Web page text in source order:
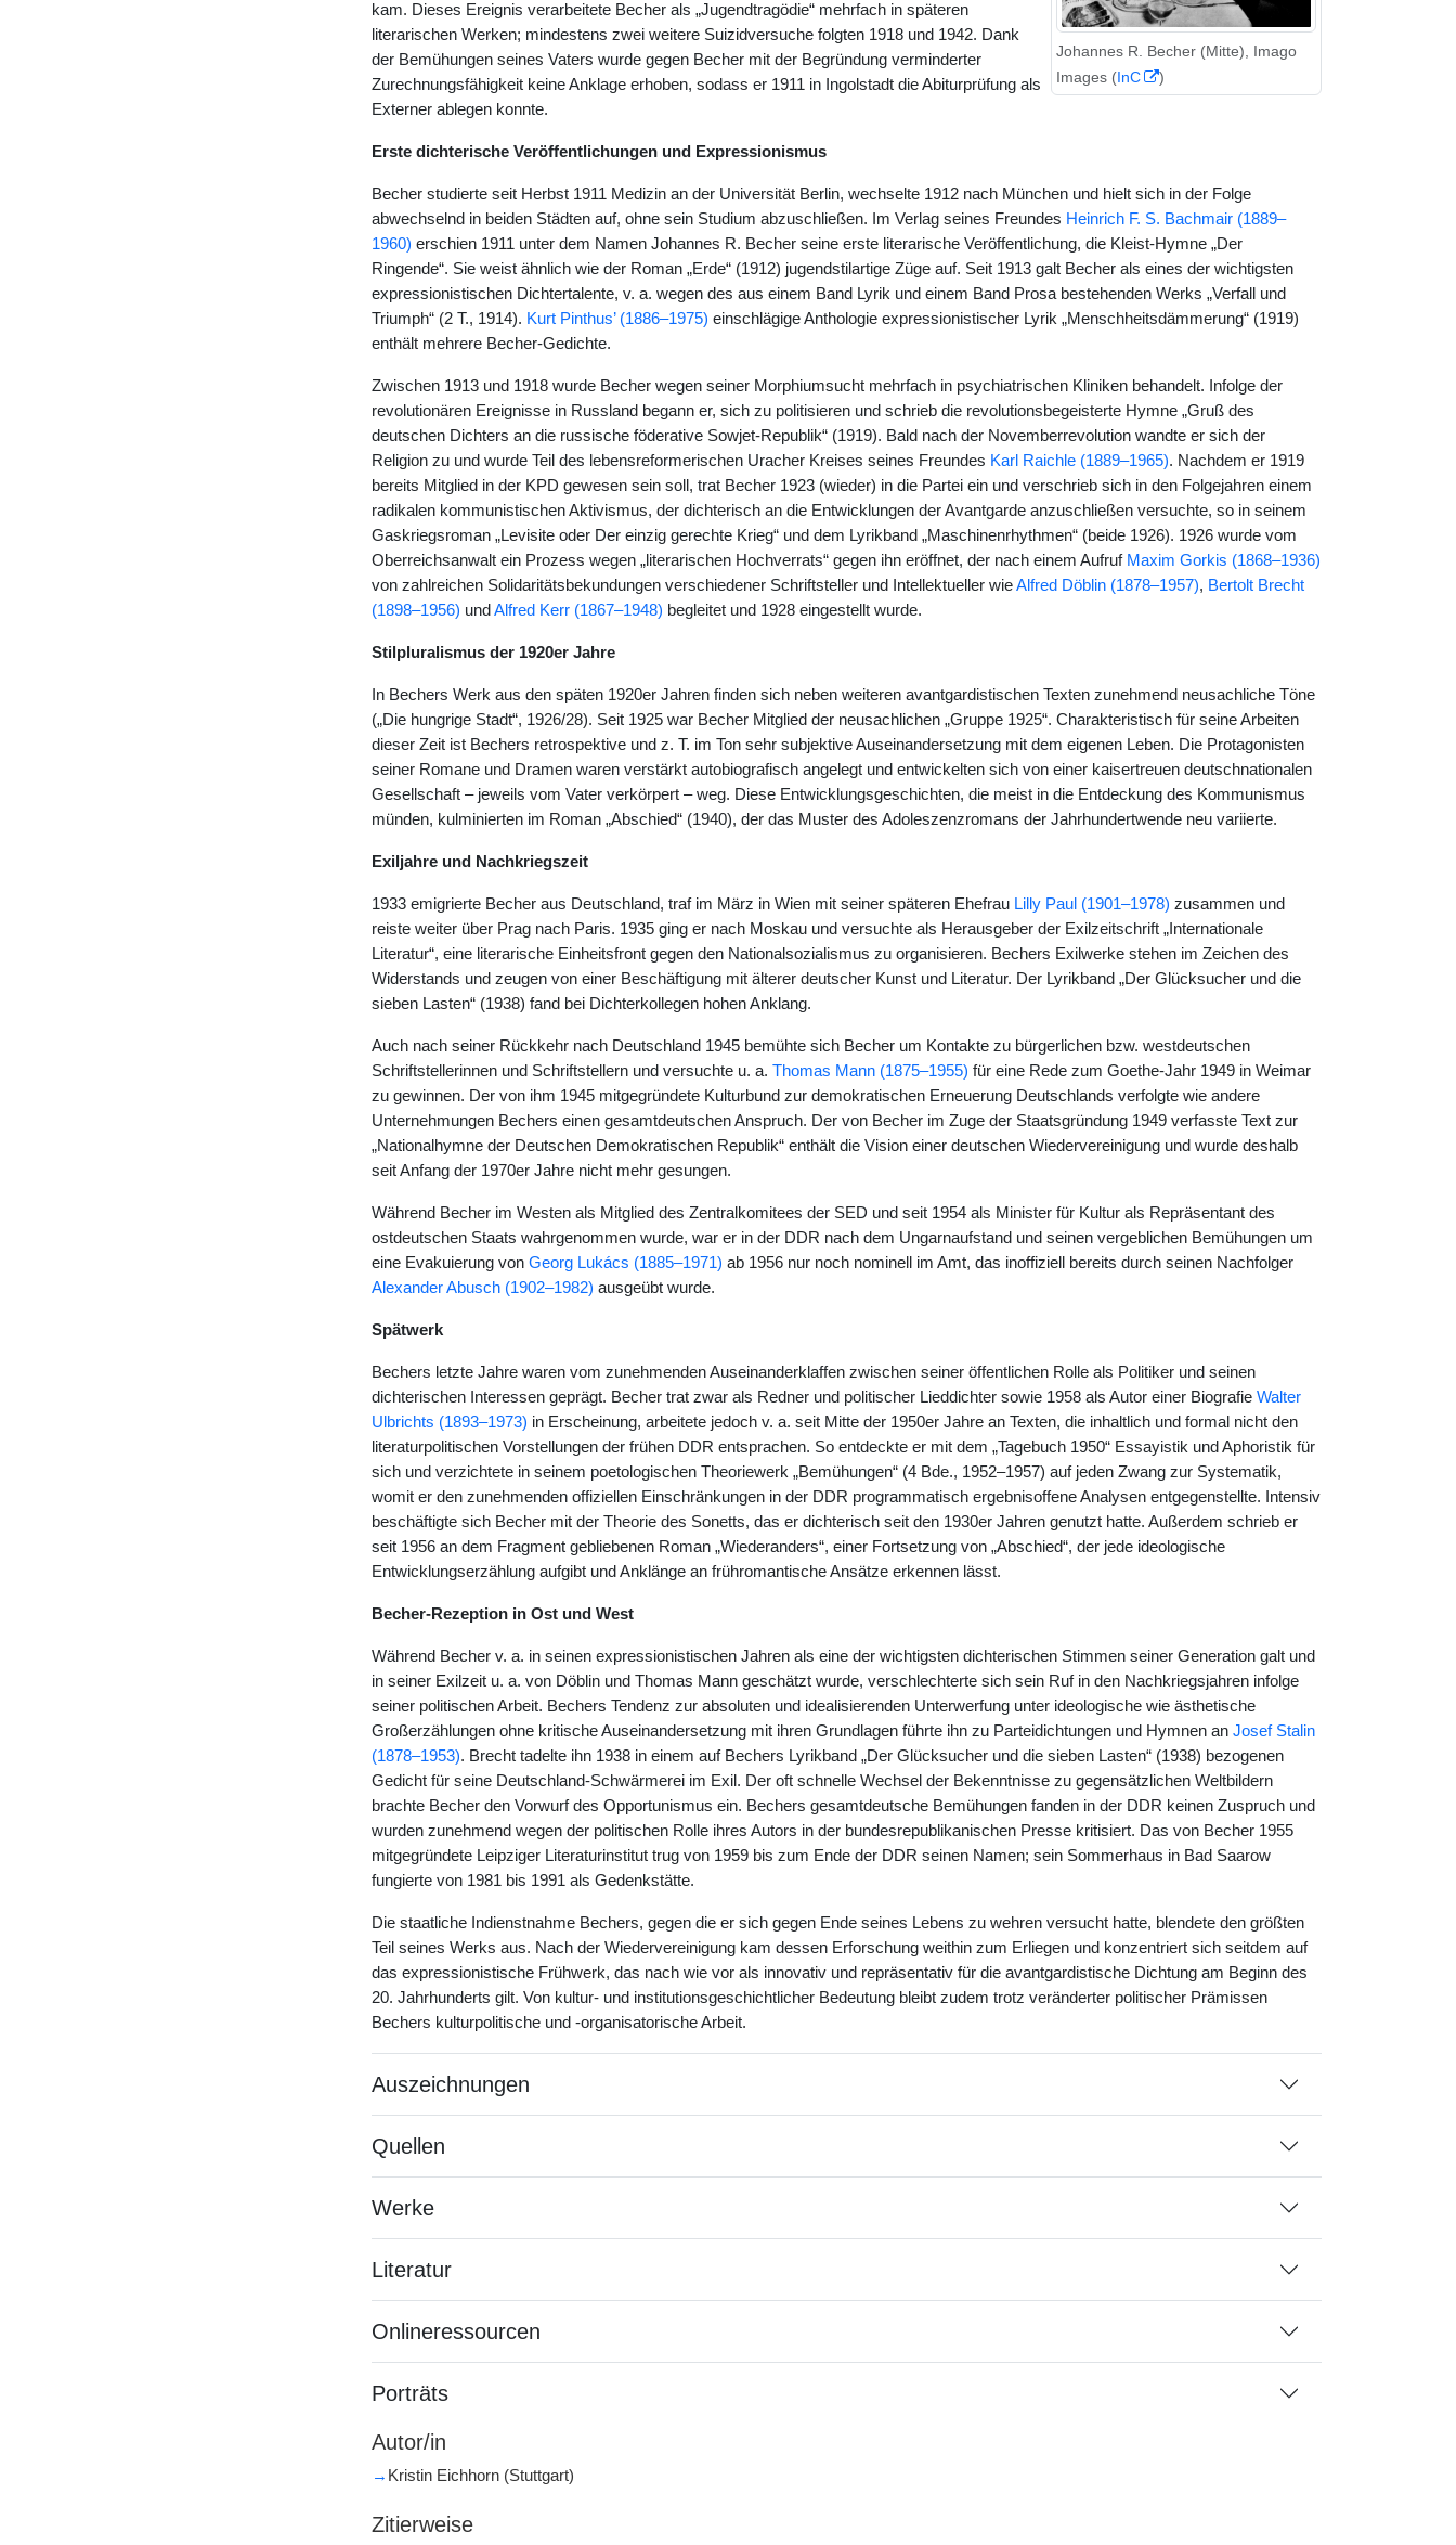
Johannes R. Becher (Mitte), Imago
Images (InC )
kam. Dieses Ereignis verarbeitete Becher als „Jugendtragödie“ mehrfach in späteren
literarischen Werken; mindestens zwei weitere Suizidversuche folgten 1918 und 1942. Dank
der Bemühungen seines Vaters wurde gegen Becher mit der Begründung verminderter
Zurechnungsfähigkeit keine Anklage erhoben, sodass er 1911 in Ingolstadt die Abiturprüfung als
Externer ablegen konnte.
Erste dichterische Veröffentlichungen und Expressionismus
Becher studierte seit Herbst 1911 Medizin an der Universität Berlin, wechselte 1912 nach München und hielt sich in der Folge
abwechselnd in beiden Städten auf, ohne sein Studium abzuschließen. Im Verlag seines Freundes Heinrich F. S. Bachmair (1889–
1960) erschien 1911 unter dem Namen Johannes R. Becher seine erste literarische Veröffentlichung, die Kleist-Hymne „Der
Ringende“. Sie weist ähnlich wie der Roman „Erde“ (1912) jugendstilartige Züge auf. Seit 1913 galt Becher als eines der wichtigsten
expressionistischen Dichtertalente, v. a. wegen des aus einem Band Lyrik und einem Band Prosa bestehenden Werks „Verfall und
Triumph“ (2 T., 1914). Kurt Pinthus’ (1886–1975) einschlägige Anthologie expressionistischer Lyrik „Menschheitsdämmerung“ (1919)
enthält mehrere Becher-Gedichte.
Zwischen 1913 und 1918 wurde Becher wegen seiner Morphiumsucht mehrfach in psychiatrischen Kliniken behandelt. Infolge der
revolutionären Ereignisse in Russland begann er, sich zu politisieren und schrieb die revolutionsbegeisterte Hymne „Gruß des
deutschen Dichters an die russische föderative Sowjet-Republik“ (1919). Bald nach der Novemberrevolution wandte er sich der
Religion zu und wurde Teil des lebensreformerischen Uracher Kreises seines Freundes Karl Raichle (1889–1965). Nachdem er 1919
bereits Mitglied in der KPD gewesen sein soll, trat Becher 1923 (wieder) in die Partei ein und verschrieb sich in den Folgejahren einem
radikalen kommunistischen Aktivismus, der dichterisch an die Entwicklungen der Avantgarde anzuschließen versuchte, so in seinem
Gaskriegsroman „Levisite oder Der einzig gerechte Krieg“ und dem Lyrikband „Maschinenrhythmen“ (beide 1926). 1926 wurde vom
Oberreichsanwalt ein Prozess wegen „literarischen Hochverrats“ gegen ihn eröffnet, der nach einem Aufruf Maxim Gorkis (1868–1936)
von zahlreichen Solidaritätsbekundungen verschiedener Schriftsteller und Intellektueller wieAlfred Döblin (1878–1957), Bertolt Brecht
(1898–1956) und Alfred Kerr (1867–1948) begleitet und 1928 eingestellt wurde.
Stilpluralismus der 1920er Jahre
In Bechers Werk aus den späten 1920er Jahren finden sich neben weiteren avantgardistischen Texten zunehmend neusachliche Töne
(„Die hungrige Stadt“, 1926/28). Seit 1925 war Becher Mitglied der neusachlichen „Gruppe 1925“. Charakteristisch für seine Arbeiten
dieser Zeit ist Bechers retrospektive und z. T. im Ton sehr subjektive Auseinandersetzung mit dem eigenen Leben. Die Protagonisten
seiner Romane und Dramen waren verstärkt autobiografisch angelegt und entwickelten sich von einer kaisertreuen deutschnationalen
Gesellschaft – jeweils vom Vater verkörpert – weg. Diese Entwicklungsgeschichten, die meist in die Entdeckung des Kommunismus
münden, kulminierten im Roman „Abschied“ (1940), der das Muster des Adoleszenzromans der Jahrhundertwende neu variierte.
Exiljahre und Nachkriegszeit
1933 emigrierte Becher aus Deutschland, traf im März in Wien mit seiner späteren Ehefrau Lilly Paul (1901–1978) zusammen und
reiste weiter über Prag nach Paris. 1935 ging er nach Moskau und versuchte als Herausgeber der Exilzeitschrift „Internationale
Literatur“, eine literarische Einheitsfront gegen den Nationalsozialismus zu organisieren. Bechers Exilwerke stehen im Zeichen des
Widerstands und zeugen von einer Beschäftigung mit älterer deutscher Kunst und Literatur. Der Lyrikband „Der Glücksucher und die
sieben Lasten“ (1938) fand bei Dichterkollegen hohen Anklang.
Auch nach seiner Rückkehr nach Deutschland 1945 bemühte sich Becher um Kontakte zu bürgerlichen bzw. westdeutschen
Schriftstellerinnen und Schriftstellern und versuchte u. a. Thomas Mann (1875–1955) für eine Rede zum Goethe-Jahr 1949 in Weimar
zu gewinnen. Der von ihm 1945 mitgegründete Kulturbund zur demokratischen Erneuerung Deutschlands verfolgte wie andere
Unternehmungen Bechers einen gesamtdeutschen Anspruch. Der von Becher im Zuge der Staatsgründung 1949 verfasste Text zur
„Nationalhymne der Deutschen Demokratischen Republik“ enthält die Vision einer deutschen Wiedervereinigung und wurde deshalb
seit Anfang der 1970er Jahre nicht mehr gesungen.
Während Becher im Westen als Mitglied des Zentralkomitees der SED und seit 1954 als Minister für Kultur als Repräsentant des
ostdeutschen Staats wahrgenommen wurde, war er in der DDR nach dem Ungarnaufstand und seinen vergeblichen Bemühungen um
eine Evakuierung von Georg Lukács (1885–1971) ab 1956 nur noch nominell im Amt, das inoffiziell bereits durch seinen Nachfolger
Alexander Abusch (1902–1982) ausgeübt wurde.
Spätwerk
Bechers letzte Jahre waren vom zunehmenden Auseinanderklaffen zwischen seiner öffentlichen Rolle als Politiker und seinen
dichterischen Interessen geprägt. Becher trat zwar als Redner und politischer Lieddichter sowie 1958 als Autor einer Biografie Walter
Ulbrichts (1893–1973) in Erscheinung, arbeitete jedoch v. a. seit Mitte der 1950er Jahre an Texten, die inhaltlich und formal nicht den
literaturpolitischen Vorstellungen der frühen DDR entsprachen. So entdeckte er mit dem „Tagebuch 1950“ Essayistik und Aphoristik für
sich und verzichtete in seinem poetologischen Theoriewerk „Bemühungen“ (4 Bde., 1952–1957) auf jeden Zwang zur Systematik,
womit er den zunehmenden offiziellen Einschränkungen in der DDR programmatisch ergebnisoffene Analysen entgegenstellte. Intensiv
beschäftigte sich Becher mit der Theorie des Sonetts, das er dichterisch seit den 1930er Jahren genutzt hatte. Außerdem schrieb er
seit 1956 an dem Fragment gebliebenen Roman „Wiederanders“, einer Fortsetzung von „Abschied“, der jede ideologische
Entwicklungserzählung aufgibt und Anklänge an frühromantische Ansätze erkennen lässt.
Becher-Rezeption in Ost und West
Während Becher v. a. in seinen expressionistischen Jahren als eine der wichtigsten dichterischen Stimmen seiner Generation galt und
in seiner Exilzeit u. a. von Döblin und Thomas Mann geschätzt wurde, verschlechterte sich sein Ruf in den Nachkriegsjahren infolge
seiner politischen Arbeit. Bechers Tendenz zur absoluten und idealisierenden Unterwerfung unter ideologische wie ästhetische
Großerzählungen ohne kritische Auseinandersetzung mit ihren Grundlagen führte ihn zu Parteidichtungen und Hymnen an Josef Stalin
(1878–1953). Brecht tadelte ihn 1938 in einem auf Bechers Lyrikband „Der Glücksucher und die sieben Lasten“ (1938) bezogenen
Gedicht für seine Deutschland-Schwärmerei im Exil. Der oft schnelle Wechsel der Bekenntnisse zu gegensätzlichen Weltbildern
brachte Becher den Vorwurf des Opportunismus ein. Bechers gesamtdeutsche Bemühungen fanden in der DDR keinen Zuspruch und
wurden zunehmend wegen der politischen Rolle ihres Autors in der bundesrepublikanischen Presse kritisiert. Das von Becher 1955
mitgegründete Leipziger Literaturinstitut trug von 1959 bis zum Ende der DDR seinen Namen; sein Sommerhaus in Bad Saarow
fungierte von 1981 bis 1991 als Gedenkstätte.
Die staatliche Indienstnahme Bechers, gegen die er sich gegen Ende seines Lebens zu wehren versucht hatte, blendete den größten
Teil seines Werks aus. Nach der Wiedervereinigung kam dessen Erforschung weithin zum Erliegen und konzentriert sich seitdem auf
das expressionistische Frühwerk, das nach wie vor als innovativ und repräsentativ für die avantgardistische Dichtung am Beginn des
20. Jahrhunderts gilt. Von kultur- und institutionsgeschichtlicher Bedeutung bleibt zudem trotz veränderter politischer Prämissen
Bechers kulturpolitische und -organisatorische Arbeit.
Auszeichnungen
Quellen
Werke
Literatur
Onlineressourcen
Porträts
Autor/in
→ Kristin Eichhorn (Stuttgart)
Zitierweise